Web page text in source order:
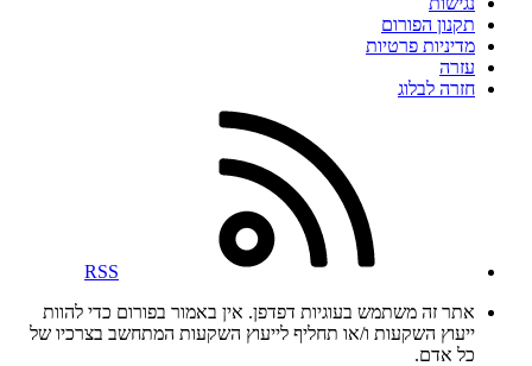
תקנון הפורום
מדיניות פרטיות
עזרה
חזרה לבלוג
RSS
אתר זה משתמש בעוגיות דפדפן. אין באמור בפורום כדי להוות
ייעוץ השקעות ו/או תחליף לייעוץ השקעות המתחשב בצרכיו של
כל אדם.